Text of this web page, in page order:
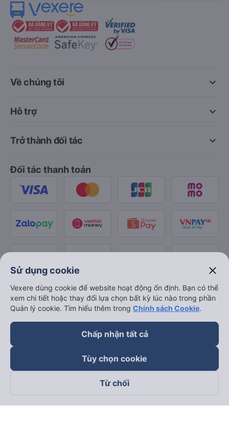
keyboard_arrow_down
Về chúng tôi
keyboard_arrow_down
Hỗ trợ
keyboard_arrow_down
Trở thành đối tác
Đối tác thanh toán
Theo dõi chúng tôi trên
Sử dụng cookie close
Vexere dùng cookie để website hoạt động ổn định. Bạn có thể
xem chi tiết hoặc thay đổi lựa chọn bất kỳ lúc nào trong phần
Quản lý cookie. Tìm hiểu thêm trong Chính sách Cookie.
Chấp nhận tất cả
Tùy chọn cookie
Từ chối